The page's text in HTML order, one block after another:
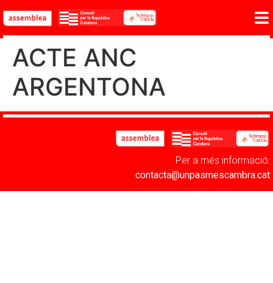
ACTE ANC
ARGENTONA
Per a més informació:
contacta@unpasmescambra.cat